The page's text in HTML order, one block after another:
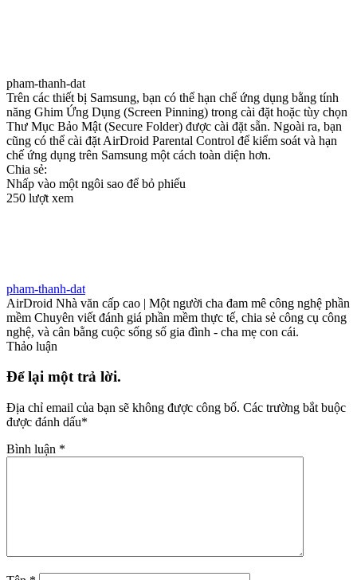
pham-thanh-dat
Trên các thiết bị Samsung, bạn có thể hạn chế ứng dụng bằng tính
năng Ghim Ứng Dụng (Screen Pinning) trong cài đặt hoặc tùy chọn
Thư Mục Bảo Mật (Secure Folder) được cài đặt sẵn. Ngoài ra, bạn
cũng có thể cài đặt AirDroid Parental Control để kiểm soát và hạn
chế ứng dụng trên Samsung một cách toàn diện hơn.
Chia sẻ:
Nhấp vào một ngôi sao để bỏ phiếu
250 lượt xem
pham-thanh-dat
AirDroid Nhà văn cấp cao | Một người cha đam mê công nghệ phần
mềm Chuyên viết đánh giá phần mềm thực tế, chia sẻ công cụ công
nghệ, và cân bằng cuộc sống số gia đình - cha mẹ con cái.
Thảo luận
Để lại một trả lời.
Địa chỉ email của bạn sẽ không được công bố. Các trường bắt buộc
được đánh dấu*
Bình luận *